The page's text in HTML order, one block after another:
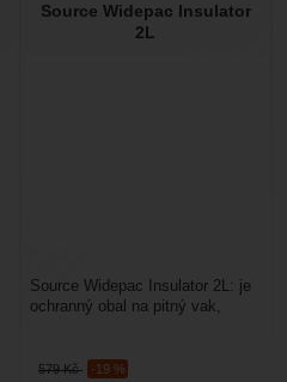
Source Widepac Insulator
2L
579Kč -19 %
Source Widepac Insulator 2L: je
ochranný obal na pitný vak,